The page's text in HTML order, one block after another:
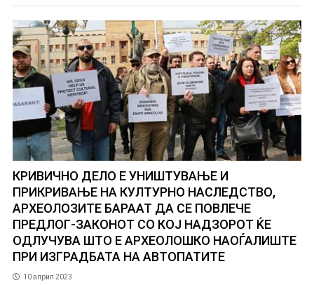
КРИВИЧНО ДЕЛО Е УНИШТУВАЊЕ И
ПРИКРИВАЊЕ НА КУЛТУРНО НАСЛЕДСТВО,
АРХЕОЛОЗИТЕ БАРААТ ДА СЕ ПОВЛЕЧЕ
ПРЕДЛОГ-ЗАКОНОТ СО КОЈ НАДЗОРОТ ЌЕ
ОДЛУЧУВА ШТО Е АРХЕОЛОШКО НАОЃАЛИШТЕ
ПРИ ИЗГРАДБАТА НА АВТОПАТИТЕ
10 април 2023